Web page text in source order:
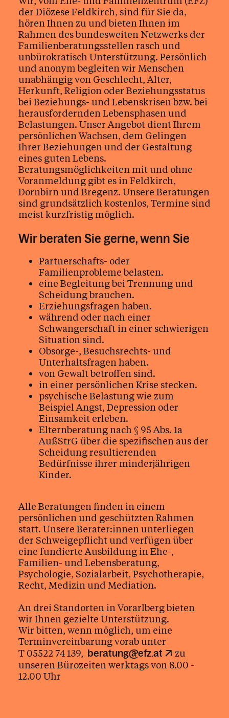
Bei Notfällen
Krankheit & Seelsorge
Ich möchte helfen
Auf der Suche
Beratung
Kirche in Vorarlberg
Jobs & Bildung
Aktuelles
Kalender
der Diözese Feldkirch, sind für Sie da,
hören Ihnen zu und bieten Ihnen im
Rahmen des bundesweiten Netzwerks der
Familienberatungsstellen rasch und
unbürokratisch Unterstützung. Persönlich
und anonym begleiten wir Menschen
unabhängig von Geschlecht, Alter,
Herkunft, Religion oder Beziehungsstatus
bei Beziehungs- und Lebenskrisen bzw. bei
herausfordernden Lebensphasen und
Belastungen. Unser Angebot dient Ihrem
persönlichen Wachsen, dem Gelingen
Ihrer Beziehungen und der Gestaltung
eines guten Lebens.
Beratungsmöglichkeiten mit und ohne
Voranmeldung gibt es in Feldkirch,
Dornbirn und Bregenz. Unsere Beratungen
sind grundsätzlich kostenlos, Termine sind
meist kurzfristig möglich.
Wir beraten Sie gerne, wenn Sie
Partnerschafts- oder
Familienprobleme belasten.
eine Begleitung bei Trennung und
Scheidung brauchen.
Erziehungsfragen haben.
während oder nach einer
Schwangerschaft in einer schwierigen
Situation sind.
Obsorge-, Besuchsrechts- und
Unterhaltsfragen haben.
von Gewalt betroffen sind.
in einer persönlichen Krise stecken.
psychische Belastung wie zum
Beispiel Angst, Depression oder
Einsamkeit erleben.
Elternberatung nach § 95 Abs. 1a
AußStrG über die spezifischen aus der
Scheidung resultierenden
Bedürfnisse ihrer minderjährigen
Kinder.
Alle Beratungen finden in einem
persönlichen und geschützten Rahmen
statt. Unsere Berater:innen unterliegen
der Schweigepflicht und verfügen über
eine fundierte Ausbildung in Ehe-,
Familien- und Lebensberatung,
Psychologie, Sozialarbeit, Psychotherapie,
Recht, Medizin und Mediation.
An drei Standorten in Vorarlberg bieten
wir Ihnen gezielte Unterstützung.
Wir bitten, wenn möglich, um eine
Terminvereinbarung vorab unter
T 05522 74 139, beratung@efz.at
zu
unseren Bürozeiten werktags von 8.00 -
12.00 Uhr